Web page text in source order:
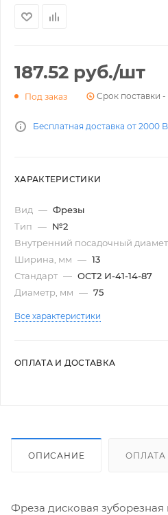
187.52 руб./шт
Под заказ Срок поставки -
Бесплатная доставка от 2000
ХАРАКТЕРИСТИКИ
Вид — Фрезы
Тип — №2
Внутренний посадочный
Ширина, мм — 13
Стандарт — ОСТ2 И-41-14-87
Диаметр, мм — 75
Все характеристики
ОПЛАТА И ДОСТАВКА
ОПИСАНИЕ ОПЛАТА
Фреза дисковая зуборезная